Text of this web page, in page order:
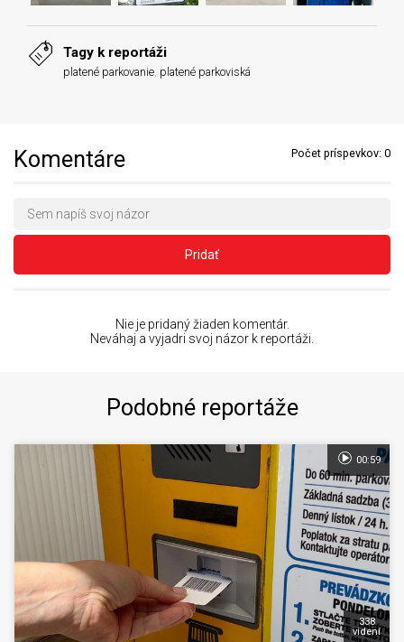
Tagy k reportáži
platené parkovanie platené parkoviská
Komentáre Počet príspevkov: 0
Pridať
Nie je pridaný žiaden komentár.
Neváhaj a vyjadri svoj názor k reportáži.
Podobné reportáže
338
videní
00:59